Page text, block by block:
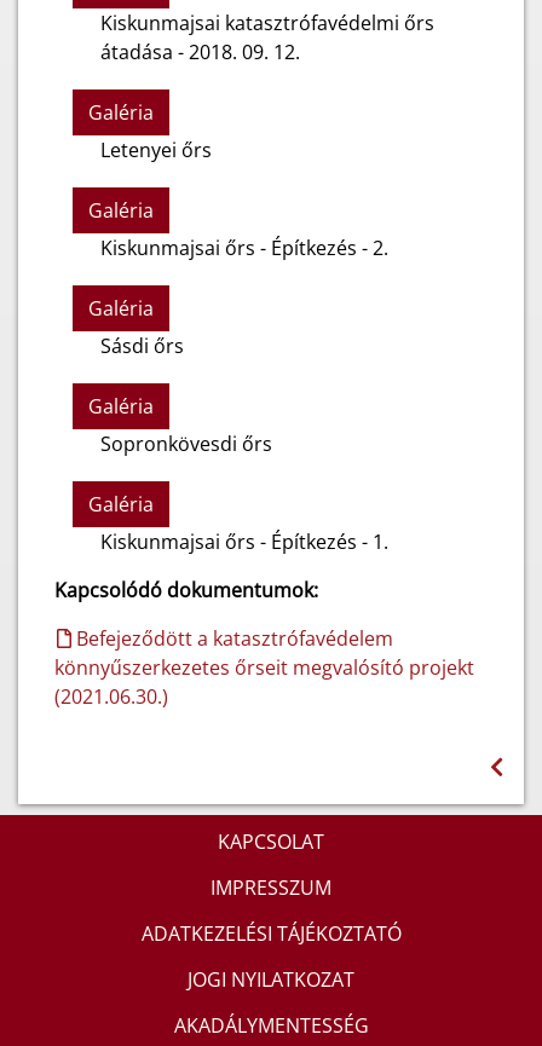
Kiskunmajsai katasztrófavédelmi őrs
átadása - 2018. 09. 12.
Galéria
Letenyei őrs
Galéria
Kiskunmajsai őrs - Építkezés - 2.
Galéria
Sásdi őrs
Galéria
Sopronkövesdi őrs
Galéria
Kiskunmajsai őrs - Építkezés - 1.
Kapcsolódó dokumentumok:
Befejeződött a katasztrófavédelem
könnyűszerkezetes őrseit megvalósító projekt
(2021.06.30.)
KAPCSOLAT
IMPRESSZUM
ADATKEZELÉSI TÁJÉKOZTATÓ
JOGI NYILATKOZAT
AKADÁLYMENTESSÉG